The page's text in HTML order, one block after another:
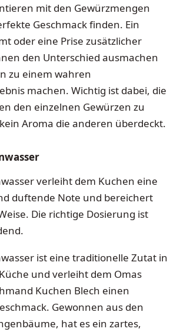
mit den Gewürzmengen
Geschmack finden. Ein
oder eine Prise zusätzlicher
den Unterschied ausmachen
zu einem wahren
machen. Wichtig ist dabei, die
den einzelnen Gewürzen zu
Aroma die anderen überdeckt.
verleiht dem Kuchen eine
duftende Note und bereichert
Die richtige Dosierung ist
ist eine traditionelle Zutat in
und verleiht dem Omas
Kuchen Blech einen
Gewonnen aus den
hat es ein zartes,